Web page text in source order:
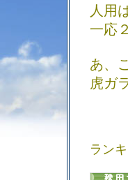
人用
一応
あ、
虎ガ
ラン